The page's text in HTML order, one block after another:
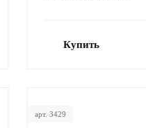
Купить
арт. 3429